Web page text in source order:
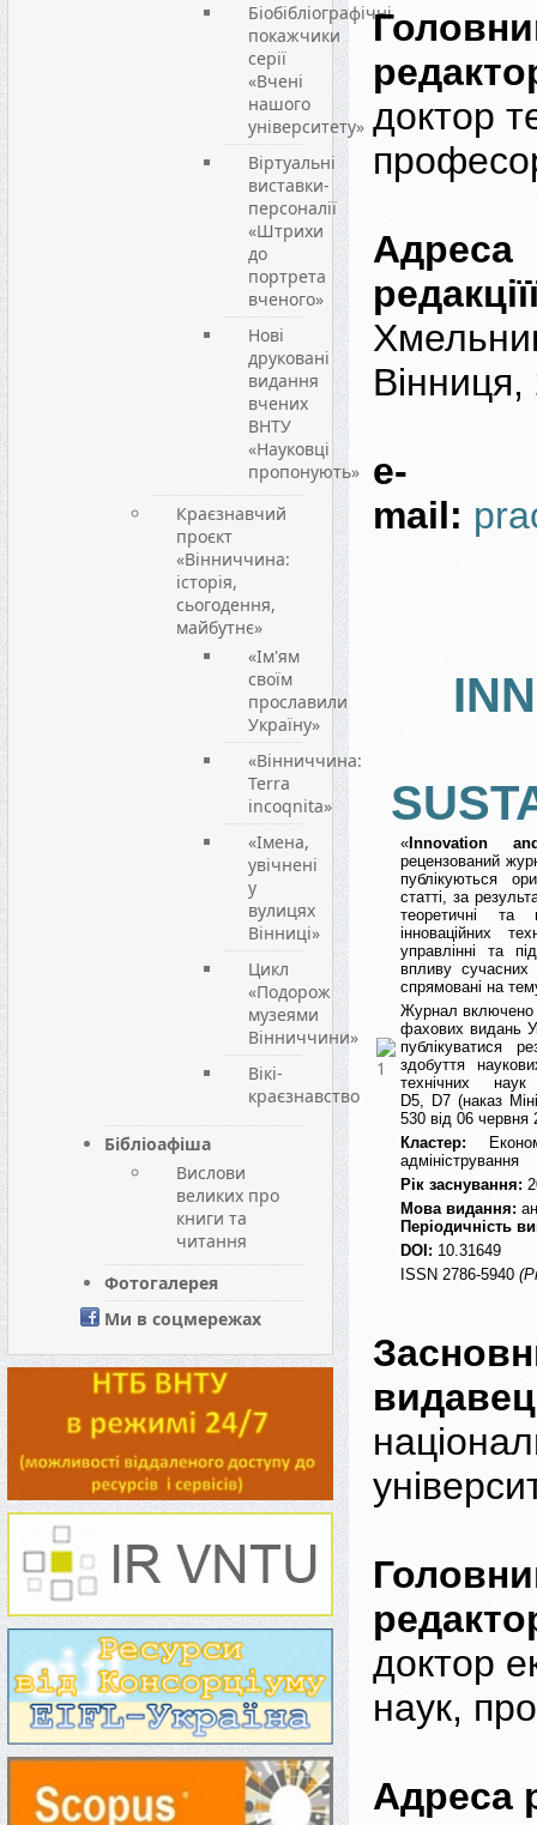
Біобібліографічні
покажчики
серії
«Вчені
нашого
університету»
Віртуальні
виставки-
персоналії
«Штрихи
до
портрета
вченого»
Нові
друковані
видання
вчених
ВНТУ
«Науковці
пропонують»
Краєзнавчий
проєкт
«Вінниччина:
історія,
сьогодення,
майбутнє»
«Ім'ям
своїм
прославили
Україну»
«Вінниччина:
Terra
incoqnita»
«Імена,
увічнені
у
вулицях
Вінниці»
Цикл
«Подорож
музеями
Вінниччини»
Вікі-
краєзнавство
Бібліоафіша
Вислови
великих про
книги та
читання
Фотогалерея
Ми в соцмережах
доктор
Адреса
e-
mail:
« Innovation
рецензований
публікуються
статті, за
теоретичні та
інноваційних
управлінні та
впливу сучасних
спрямовані на
Журнал включено
фахових видань
публікуватися
здобуття
технічних
D5, D7 (наказ
530 від 06 червня
Кластер:
адміністрування
Рік заснування:
Мова видання:
Періодичність
DOI: 10.31649
ISSN 2786-5940
доктор
наук,
Адреса